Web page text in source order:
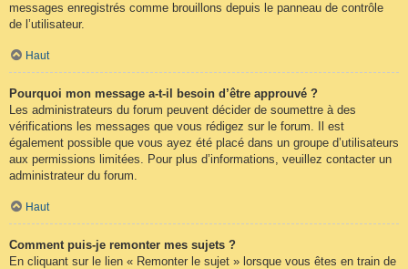
messages enregistrés comme brouillons depuis le panneau de contrôle
de l’utilisateur.
Haut
Pourquoi mon message a-t-il besoin d’être approuvé ?
Les administrateurs du forum peuvent décider de soumettre à des
vérifications les messages que vous rédigez sur le forum. Il est
également possible que vous ayez été placé dans un groupe d’utilisateurs
aux permissions limitées. Pour plus d’informations, veuillez contacter un
administrateur du forum.
Haut
Comment puis-je remonter mes sujets ?
En cliquant sur le lien « Remonter le sujet » lorsque vous êtes en train de